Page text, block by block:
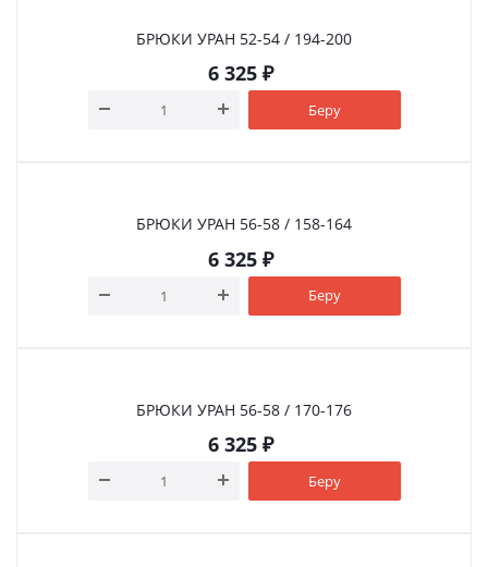
БРЮКИ УРАН 52-54 / 194-200
6 325₽
Беру
БРЮКИ УРАН 56-58 / 158-164
6 325₽
Беру
БРЮКИ УРАН 56-58 / 170-176
6 325₽
Беру